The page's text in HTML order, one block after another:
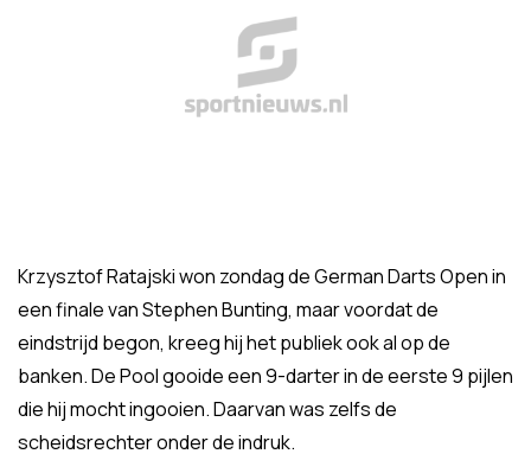
Krzysztof Ratajski won zondag de German Darts Open in
een finale van Stephen Bunting, maar voordat de
eindstrijd begon, kreeg hij het publiek ook al op de
banken. De Pool gooide een 9-darter in de eerste 9 pijlen
die hij mocht ingooien. Daarvan was zelfs de
scheidsrechter onder de indruk.